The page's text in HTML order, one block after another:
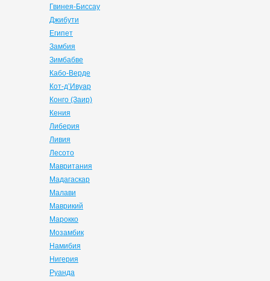
Гвинея-Биссау
Джибути
Египет
Замбия
Зимбабве
Кабо-Верде
Кот-д’Ивуар
Конго (Заир)
Кения
Либерия
Ливия
Лесото
Мавритания
Мадагаскар
Малави
Маврикий
Марокко
Мозамбик
Намибия
Нигерия
Руанда